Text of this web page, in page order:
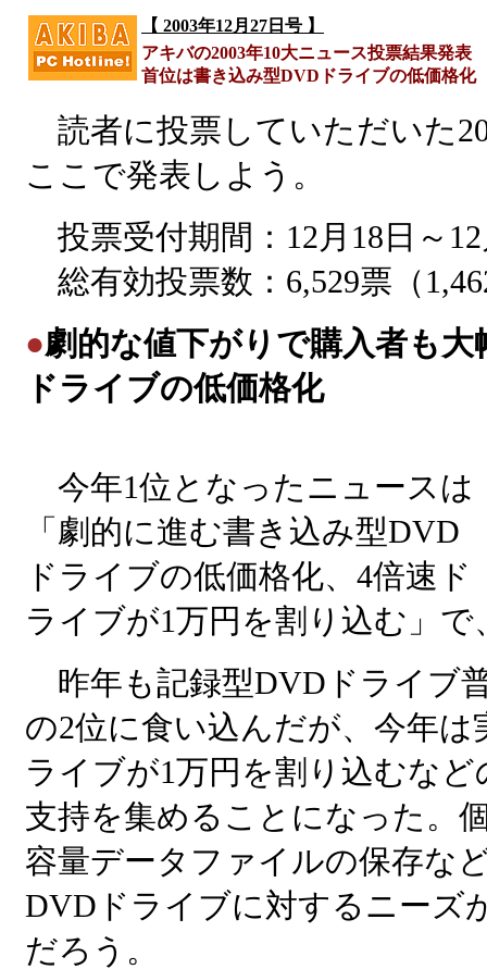
【 2003年12月27日号 】
アキバの2003年10大ニュース投票結果発表
首位は書き込み型DVDドライブの低価格化
読者に投票していただいた
ここで発表しよう。
投票受付期間：12月18日～12
総有効投票数：6,529票（
●劇的な値下がりで購入者も
ドライブの低価格化
今年1位となったニュースは
「劇的に進む書き込み型DVD
ドライブの低価格化、4倍速ド
ライブが1万円を割り込む」で
昨年も記録型DVDドライブ
の2位に食い込んだが、今年
ライブが1万円を割り込むな
支持を集めることになった。
容量データファイルの保存な
DVDドライブに対するニーズ
だろう。